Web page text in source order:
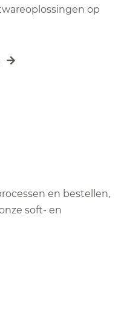
op
en bestellen,
soft- en